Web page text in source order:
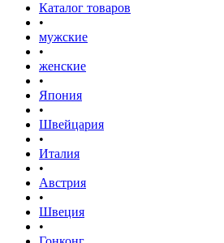
Каталог товаров
•
мужские
•
женские
•
Япония
•
Швейцария
•
Италия
•
Австрия
•
Швеция
•